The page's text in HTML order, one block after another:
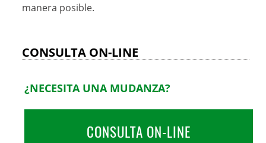
manera posible.
CONSULTA ON-LINE
¿NECESITA UNA MUDANZA?
CONSULTA ON-LINE